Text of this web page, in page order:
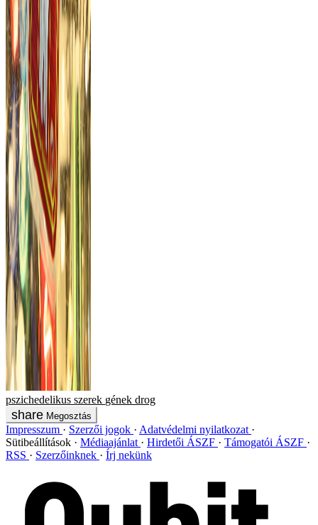
pszichedelikus szerek gének drog
Megosztás
Impresszum Szerzői jogok
Adatvédelmi nyilatkozat
Sütibeállítások
Médiaajánlat Hirdetői ÁSZF
Támogatói ÁSZF
RSS
Szerzőinknek Írj nekünk